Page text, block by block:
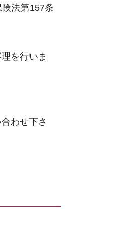
法第157条
を行いま
わせ下さ